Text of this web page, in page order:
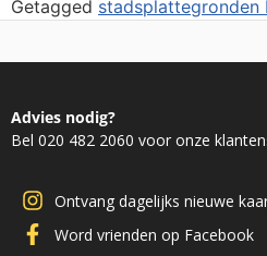
Getagged stadsplattegronden
Advies nodig?
Bel 020 482 2060 voor onze
Ontvang dagelijks nieuwe
Word vrienden op Facebook